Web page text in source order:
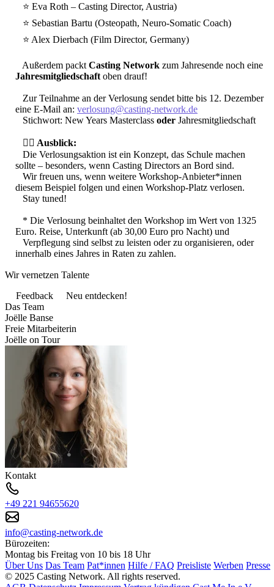
⭐️ Eva Roth – Casting Director, Austria)
⭐️ Sebastian Bartu (Osteopath, Neuro-Somatic Coach)
⭐️ Alex Dierbach (Film Director, Germany)
Außerdem packt Casting Network zum Jahresende noch eine
Jahresmitgliedschaft oben drauf!
Zur Teilnahme an der Verlosung sendet bitte bis 12. Dezember
eine E-Mail an: verlosung@casting-network.de
Stichwort: New Years Masterclass oder Jahresmitgliedschaft
💁‍♀️ Ausblick:
Die Verlosungsaktion ist ein Konzept, das Schule machen
sollte – besonders, wenn Casting Directors an Bord sind.
Wir freuen uns, wenn weitere Workshop-Anbieter*innen
diesem Beispiel folgen und einen Workshop-Platz verlosen.
Stay tuned!
* Die Verlosung beinhaltet den Workshop im Wert von 1325
Euro. Reise, Unterkunft (ab 30,00 Euro pro Nacht) und
Verpflegung sind selbst zu leisten oder zu organisieren, oder
innerhalb eines Jahres in Raten zu zahlen.
Wir vernetzen Talente
Feedback
Neu entdecken!
Das Team
Joëlle Banse
Freie Mitarbeiterin
Joëlle on Tour
Kontakt
+49 221 94655620
info@casting-network.de
Bürozeiten:
Montag bis Freitag von 10 bis 18 Uhr
Über Uns Das Team Pat*innen Hilfe / FAQ Preisliste Werben Presse
© 2025 Casting Network. All rights reserved.